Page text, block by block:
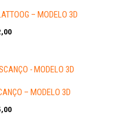
– MODELO 3D
– MODELO 3D